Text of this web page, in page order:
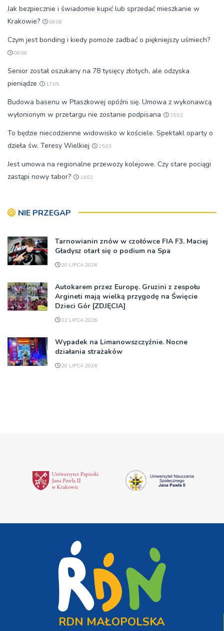
Jak bezpiecznie i świadomie kupić lub sprzedać mieszkanie w
Krakowie?
08:08
Czym jest bonding i kiedy pomoże zadbać o piękniejszy uśmiech?
08:08
Senior został oszukany na 78 tysięcy złotych, ale odzyska
pieniądze
17:05
Budowa basenu w Ptaszkowej opóźni się. Umowa z wykonawcą
wyłonionym w przetargu nie zostanie podpisana
15:03
To będzie niecodzienne widowisko w kościele. Spektakl oparty o
dzieła św. Teresy Wielkiej
15:03
Jest umowa na regionalne przewozy kolejowe. Czy stare pociągi
zastąpi nowy tabor?
14:02
NIE PRZEGAP
Tarnowianin znów w czołówce FIA F3. Maciej
Gładysz otarł się o podium na Spa
20 LIPCA 2026
Autokarem przez Europę. Gruzini z zespołu
Argineti mają wielką przygodę na Święcie
Dzieci Gór [ZDJĘCIA]
22 LIPCA 2026
Wypadek na Limanowszczyźnie. Nocne
działania strażaków
20 LIPCA 2026
RDN MAŁOPOLSKA